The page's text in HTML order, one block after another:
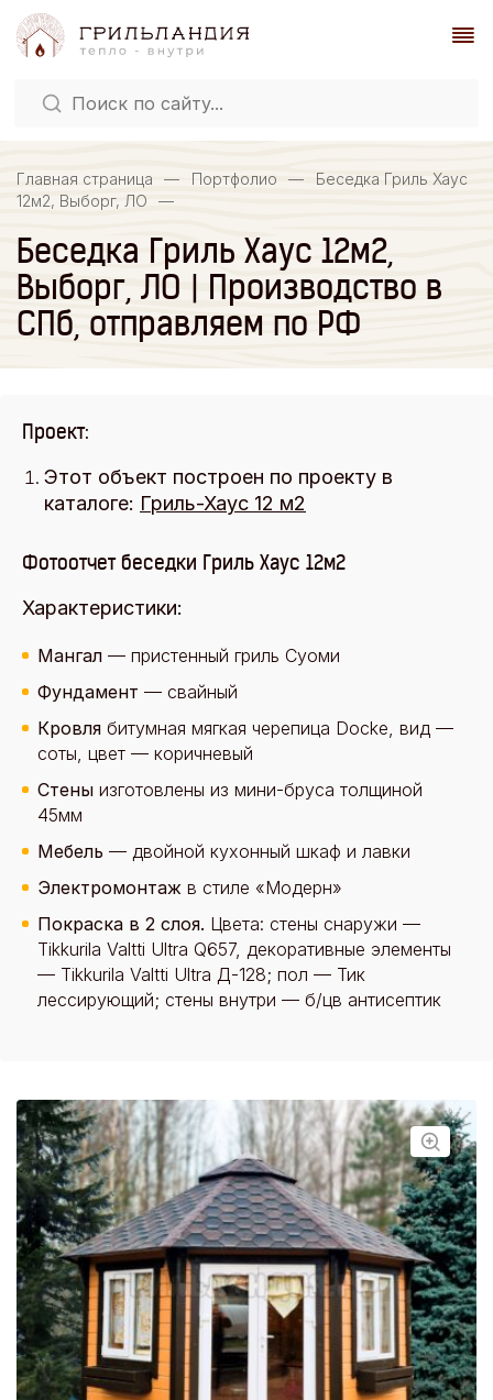
Главная страница — Портфолио —
Беседка Гриль Хаус
12м2, Выборг, ЛО
—
Беседка Гриль Хаус 12м2,
Выборг, ЛО | Производство в
СПб, отправляем по РФ
Проект:
Этот объект построен по проекту в
каталоге: Гриль-Хаус 12 м2
Фотоотчет беседки Гриль Хаус 12м2
Характеристики:
Мангал — пристенный гриль Суоми
Фундамент — свайный
Кровля битумная мягкая черепица Docke, вид —
соты, цвет — коричневый
Стены изготовлены из мини-бруса толщиной
45мм
Мебель — двойной кухонный шкаф и лавки
Электромонтаж в стиле «Модерн»
Покраска в 2 слоя. Цвета: стены снаружи —
Tikkurila Valtti Ultra Q657, декоративные элементы
— Tikkurila Valtti Ultra Д-128; пол — Тик
лессирующий; стены внутри — б/цв антисептик